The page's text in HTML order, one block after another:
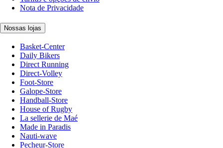
Nota de Privacidade
Nossas lojas
Basket-Center
Daily Bikers
Direct Running
Direct-Volley
Foot-Store
Galope-Store
Handball-Store
House of Rugby
La sellerie de Maé
Made in Paradis
Nauti-wave
Pecheur-Store